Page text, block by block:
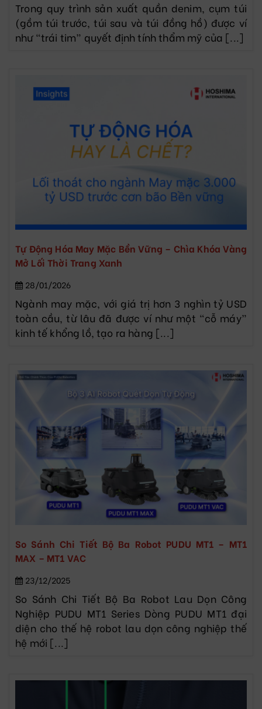
Trong quy trình sản xuất quần denim, cụm túi
(gồm túi trước, túi sau và túi đồng hồ) được ví
như “trái tim” quyết định tính thẩm mỹ của [...]
Tự Động Hóa May Mặc Bền Vững – Chìa Khóa Vàng
Mở Lối Thời Trang Xanh
28/01/2026
Ngành may mặc, với giá trị hơn 3 nghìn tỷ USD
toàn cầu, từ lâu đã được ví như một “cỗ máy”
kinh tế khổng lồ, tạo ra hàng [...]
So Sánh Chi Tiết Bộ Ba Robot PUDU MT1 – MT1
MAX – MT1 VAC
23/12/2025
So Sánh Chi Tiết Bộ Ba Robot Lau Dọn Công
Nghiệp PUDU MT1 Series Dòng PUDU MT1 đại
diện cho thế hệ robot lau dọn công nghiệp thế
hệ mới [...]